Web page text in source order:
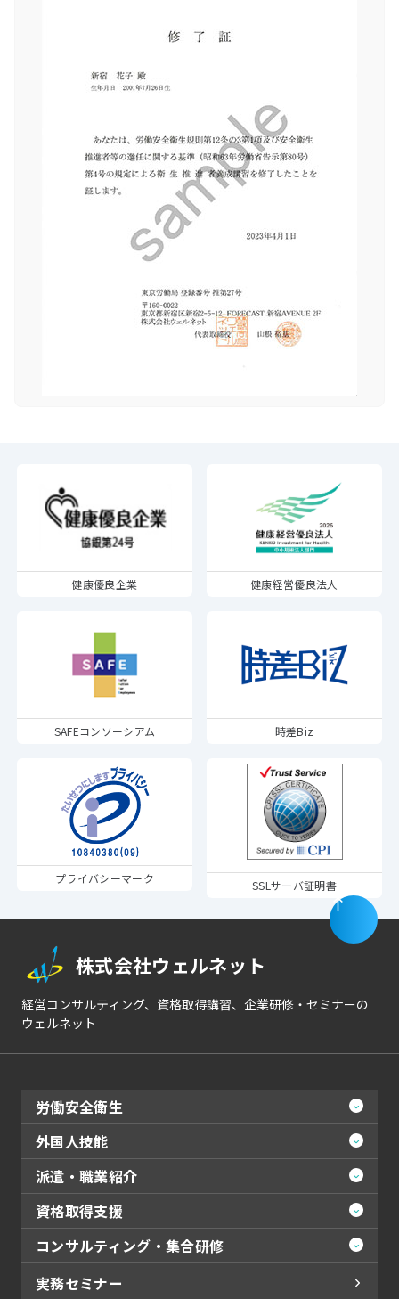
健康優良企業 健康経営優良法人
SAFEコンソーシアム 時差Biz
プライバシーマーク SSLサーバ証明書
株式会社ウェルネット
経営コンサルティング、資格取得講習、企業研修・セミナーの
ウェルネット
労働安全衛生
外国人技能
派遣・職業紹介
資格取得支援
コンサルティング・集合研修
実務セミナー